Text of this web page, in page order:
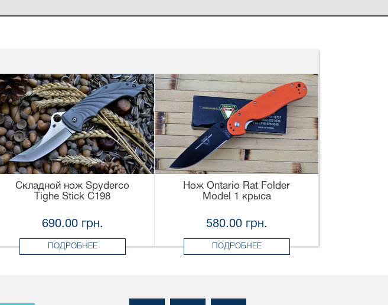
Складной нож Spyderco
Tighe Stick C198
690.00 грн.
ПОДРОБНЕЕ
Нож Ontario Rat Folder
Model 1 крыса
580.00 грн.
ПОДРОБНЕЕ